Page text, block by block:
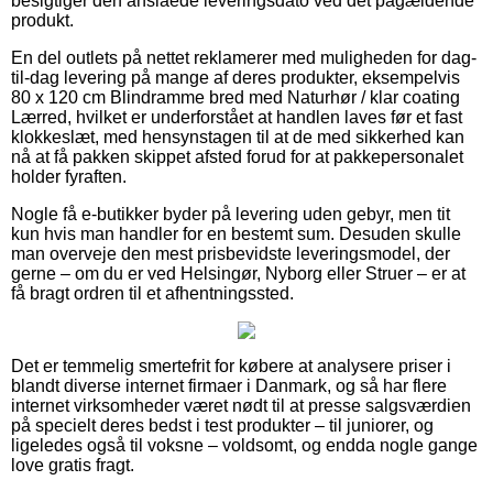
produkt.
En del outlets på nettet reklamerer med muligheden for dag-
til-dag levering på mange af deres produkter, eksempelvis
80 x 120 cm Blindramme bred med Naturhør / klar coating
Lærred, hvilket er underforstået at handlen laves før et fast
klokkeslæt, med hensynstagen til at de med sikkerhed kan
nå at få pakken skippet afsted forud for at pakkepersonalet
holder fyraften.
Nogle få e-butikker byder på levering uden gebyr, men tit
kun hvis man handler for en bestemt sum. Desuden skulle
man overveje den mest prisbevidste leveringsmodel, der
gerne – om du er ved Helsingør, Nyborg eller Struer – er at
få bragt ordren til et afhentningssted.
Det er temmelig smertefrit for købere at analysere priser i
blandt diverse internet firmaer i Danmark, og så har flere
internet virksomheder været nødt til at presse salgsværdien
på specielt deres bedst i test produkter – til juniorer, og
ligeledes også til voksne – voldsomt, og endda nogle gange
love gratis fragt.